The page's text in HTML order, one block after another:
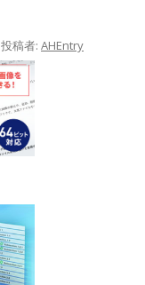
投稿者: AHEntry